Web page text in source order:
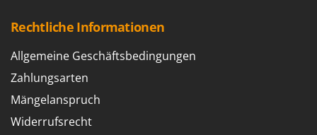
Trotec
Troy-Bilt
U
Udor
Unger
Rechtliche Informationen
Allgemeine Geschäftsbedingungen
Zahlungsarten
Mängelanspruch
Widerrufsrecht